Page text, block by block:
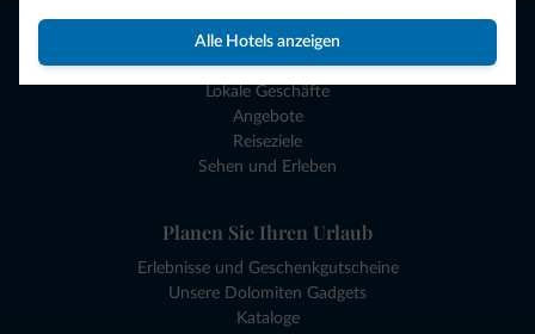
Alle Hotels anzeigen
Browsen
Hotels und mehr
Lokale Geschäfte
Angebote
Reiseziele
Sehen und Erleben
Planen Sie Ihren Urlaub
Erlebnisse und Geschenkgutscheine
Unsere Dolomiten Gadgets
Kataloge